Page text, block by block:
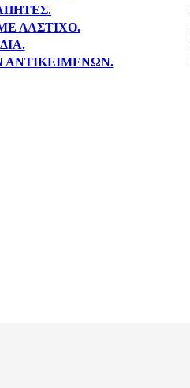
ΛΑΣΤΙΧΟ.
ΑΝΤΙΚΕΙΜΕΝΩΝ.